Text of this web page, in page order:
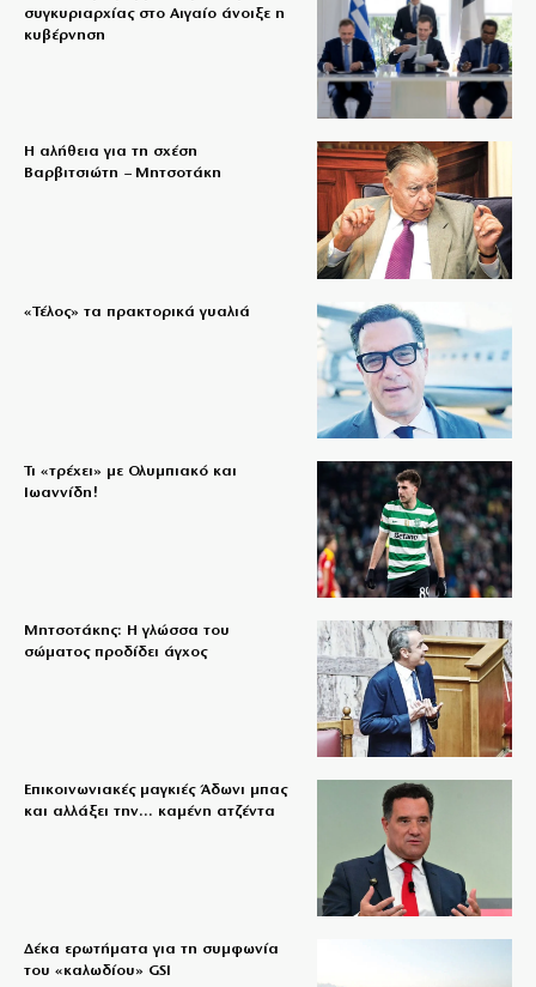
συγκυριαρχίας στο Αιγαίο άνοιξε η
κυβέρνηση
Η αλήθεια για τη σχέση
Βαρβιτσιώτη – Μητσοτάκη
«Τέλος» τα πρακτορικά γυαλιά
Τι «τρέχει» με Ολυμπιακό και
Ιωαννίδη!
Μητσοτάκης: Η γλώσσα του
σώματος προδίδει άγχος
Επικοινωνιακές μαγκιές Άδωνι μπας
και αλλάξει την… καμένη ατζέντα
Δέκα ερωτήματα για τη συμφωνία
του «καλωδίου» GSI